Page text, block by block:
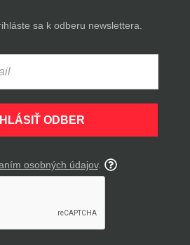
sa k odberu newslettera.
ODBER
osobných údajov.